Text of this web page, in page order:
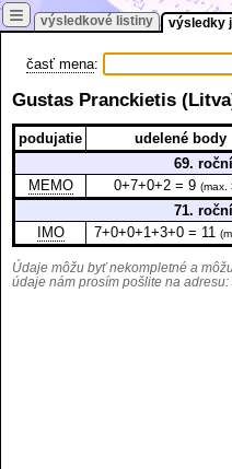
výsledkové listiny výsledky
≡
časť mena:
Gustas Pranckietis
podujatie udelené body
69.
MEMO
0+7+0+2 = 9 (max.
71.
IMO
7+0+0+1+3+0 = 11
Údaje môžu byť nekompletné a
údaje nám prosím pošlite na adresu: